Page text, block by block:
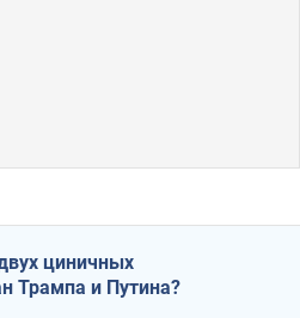
циничных
Трампа и Путина?